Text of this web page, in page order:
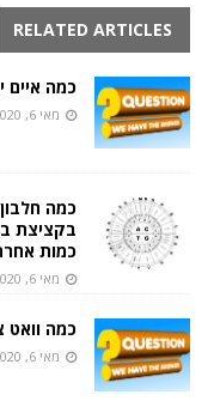
RELATED ARTICLES
כמה איים
מאי 6, 2020
כמה
כמות
מאי 6, 2020
כמה וואט
מאי 6, 2020